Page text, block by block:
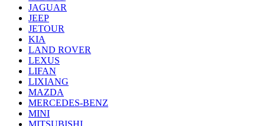
JAGUAR
JEEP
JETOUR
KIA
LAND ROVER
LEXUS
LIFAN
LIXIANG
MAZDA
MERCEDES-BENZ
MINI